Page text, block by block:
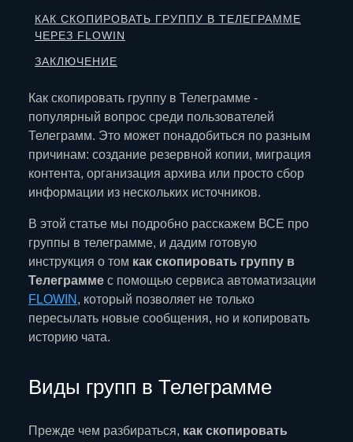
КАК СКОПИРОВАТЬ ГРУППУ В ТЕЛЕГРАММЕ
ЧЕРЕЗ FLOWIN
ЗАКЛЮЧЕНИЕ
Как скопировать группу в Телеграмме -
популярный вопрос среди пользователей
Телеграмм. Это может понадобиться по разным
причинам: создание резервной копии, миграция
контента, организация архива или просто сбор
информации из нескольких источников.
В этой статье мы подробно расскажем ВСЕ про
группы в телеграмме, и дадим готовую
инструкция о том как скопировать группу в
Телеграмме с помощью сервиса автоматизации
FLOWIN , который позволяет не только
пересылать новые сообщения, но и копировать
историю чата.
Виды групп в Телеграмме
Прежде чем разбираться, как скопировать